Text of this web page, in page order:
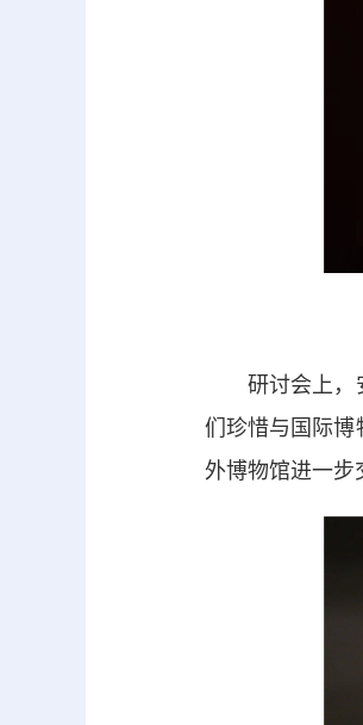
研讨会上，安
们珍惜与国际博
外博物馆进一步